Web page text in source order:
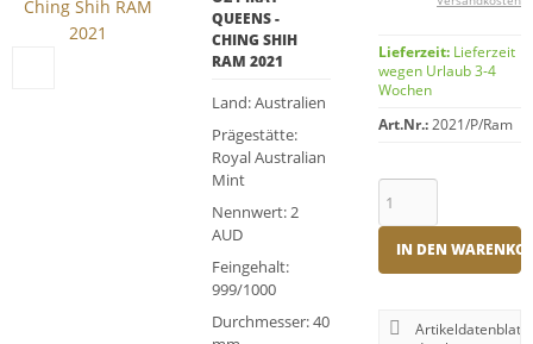
QUEENS -
CHING SHIH
RAM 2021
Land: Australien
Prägestätte:
Royal Australian
Mint
Nennwert: 2
AUD
Feingehalt:
999/1000
Durchmesser: 40
Lieferzeit: Lieferzeit
wegen Urlaub 3-4
Wochen
Art.Nr.:2021/P/Ram
IN DEN
Artikeldatenblatt